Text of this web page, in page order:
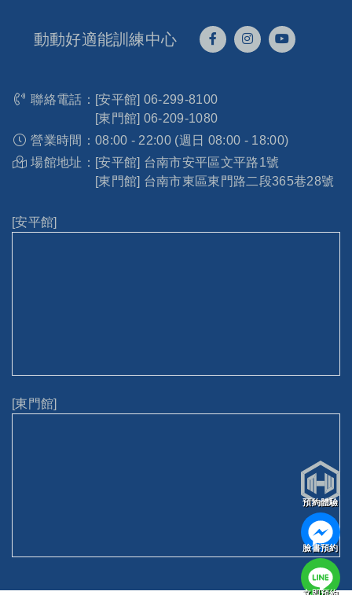
動動好適能訓練中心
聯絡電話： [安平館] 06-299-8100
[東門館] 06-209-1080
營業時間： 08:00 - 22:00 (週日 08:00 - 18:00)
場館地址： [安平館] 台南市安平區文平路1號
[東門館] 台南市東區東門路二段365巷28號
[安平館]
[東門館]
預約體驗
臉書預約